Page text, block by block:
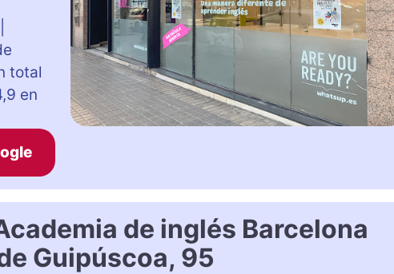
total
en
de inglés Barcelona
Guipúscoa, 95